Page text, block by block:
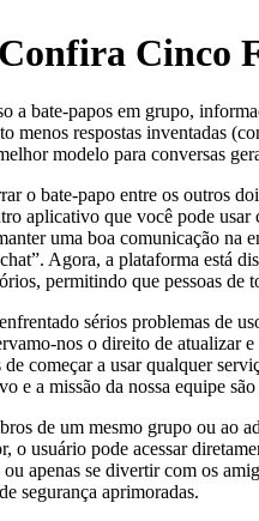
Cinco
a bate-papos em grupo,
menos respostas inventadas
modelo para conversas
o bate-papo entre os outros
aplicativo que você pode
uma boa comunicação na
Agora, a plataforma está
permitindo que pessoas de
sérios problemas de
nos o direito de atualizar
começar a usar qualquer
e a missão da nossa equipe
de um mesmo grupo ou ao
o usuário pode acessar
apenas se divertir com os
segurança aprimoradas.